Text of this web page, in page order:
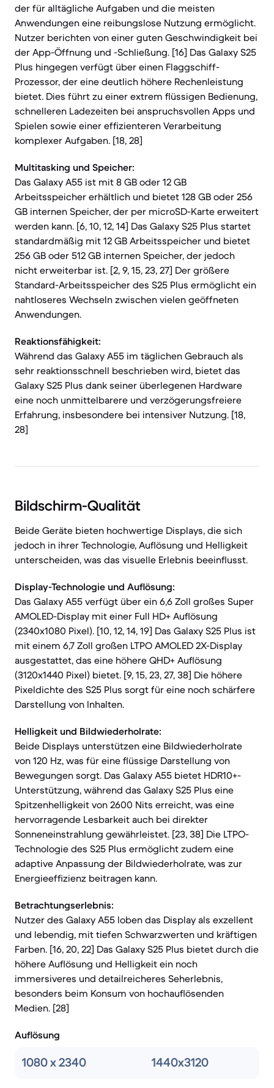
der für alltägliche Aufgaben und die meisten
Anwendungen eine reibungslose Nutzung ermöglicht.
Nutzer berichten von einer guten Geschwindigkeit bei
der App-Öffnung und -Schließung. [16] Das Galaxy S25
Plus hingegen verfügt über einen Flaggschiff-
Prozessor, der eine deutlich höhere Rechenleistung
bietet. Dies führt zu einer extrem flüssigen Bedienung,
schnelleren Ladezeiten bei anspruchsvollen Apps und
Spielen sowie einer effizienteren Verarbeitung
komplexer Aufgaben. [18, 28]
Multitasking und Speicher:
Das Galaxy A55 ist mit 8 GB oder 12 GB
Arbeitsspeicher erhältlich und bietet 128 GB oder 256
GB internen Speicher, der per microSD-Karte erweitert
werden kann. [6, 10, 12, 14] Das Galaxy S25 Plus startet
standardmäßig mit 12 GB Arbeitsspeicher und bietet
256 GB oder 512 GB internen Speicher, der jedoch
nicht erweiterbar ist. [2, 9, 15, 23, 27] Der größere
Standard-Arbeitsspeicher des S25 Plus ermöglicht ein
nahtloseres Wechseln zwischen vielen geöffneten
Anwendungen.
Reaktionsfähigkeit:
Während das Galaxy A55 im täglichen Gebrauch als
sehr reaktionsschnell beschrieben wird, bietet das
Galaxy S25 Plus dank seiner überlegenen Hardware
eine noch unmittelbarere und verzögerungsfreiere
Erfahrung, insbesondere bei intensiver Nutzung. [18,
28]
Bildschirm-Qualität
Beide Geräte bieten hochwertige Displays, die sich
jedoch in ihrer Technologie, Auflösung und Helligkeit
unterscheiden, was das visuelle Erlebnis beeinflusst.
Display-Technologie und Auflösung:
Das Galaxy A55 verfügt über ein 6,6 Zoll großes Super
AMOLED-Display mit einer Full HD+ Auflösung
(2340x1080 Pixel). [10, 12, 14, 19] Das Galaxy S25 Plus ist
mit einem 6,7 Zoll großen LTPO AMOLED 2X-Display
ausgestattet, das eine höhere QHD+ Auflösung
(3120x1440 Pixel) bietet. [9, 15, 23, 27, 38] Die höhere
Pixeldichte des S25 Plus sorgt für eine noch schärfere
Darstellung von Inhalten.
Helligkeit und Bildwiederholrate:
Beide Displays unterstützen eine Bildwiederholrate
von 120 Hz, was für eine flüssige Darstellung von
Bewegungen sorgt. Das Galaxy A55 bietet HDR10+-
Unterstützung, während das Galaxy S25 Plus eine
Spitzenhelligkeit von 2600 Nits erreicht, was eine
hervorragende Lesbarkeit auch bei direkter
Sonneneinstrahlung gewährleistet. [23, 38] Die LTPO-
Technologie des S25 Plus ermöglicht zudem eine
adaptive Anpassung der Bildwiederholrate, was zur
Energieeffizienz beitragen kann.
Betrachtungserlebnis:
Nutzer des Galaxy A55 loben das Display als exzellent
und lebendig, mit tiefen Schwarzwerten und kräftigen
Farben. [16, 20, 22] Das Galaxy S25 Plus bietet durch die
höhere Auflösung und Helligkeit ein noch
immersiveres und detailreicheres Seherlebnis,
besonders beim Konsum von hochauflösenden
Medien. [28]
Auflösung
1080 x 2340 1440x3120